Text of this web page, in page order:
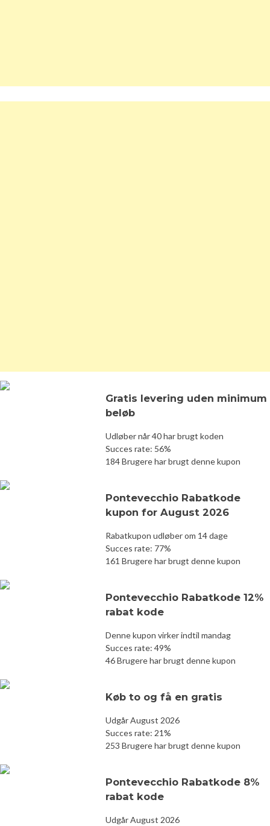
Gratis levering uden minimum
beløb
Udløber når 40 har brugt koden
Succes rate: 56%
184 Brugere har brugt denne kupon
Pontevecchio Rabatkode
kupon for August 2026
Rabatkupon udløber om 14 dage
Succes rate: 77%
161 Brugere har brugt denne kupon
Pontevecchio Rabatkode 12%
rabat kode
Denne kupon virker indtil mandag
Succes rate: 49%
46 Brugere har brugt denne kupon
Køb to og få en gratis
Udgår August 2026
Succes rate: 21%
253 Brugere har brugt denne kupon
Pontevecchio Rabatkode 8%
rabat kode
Udgår August 2026